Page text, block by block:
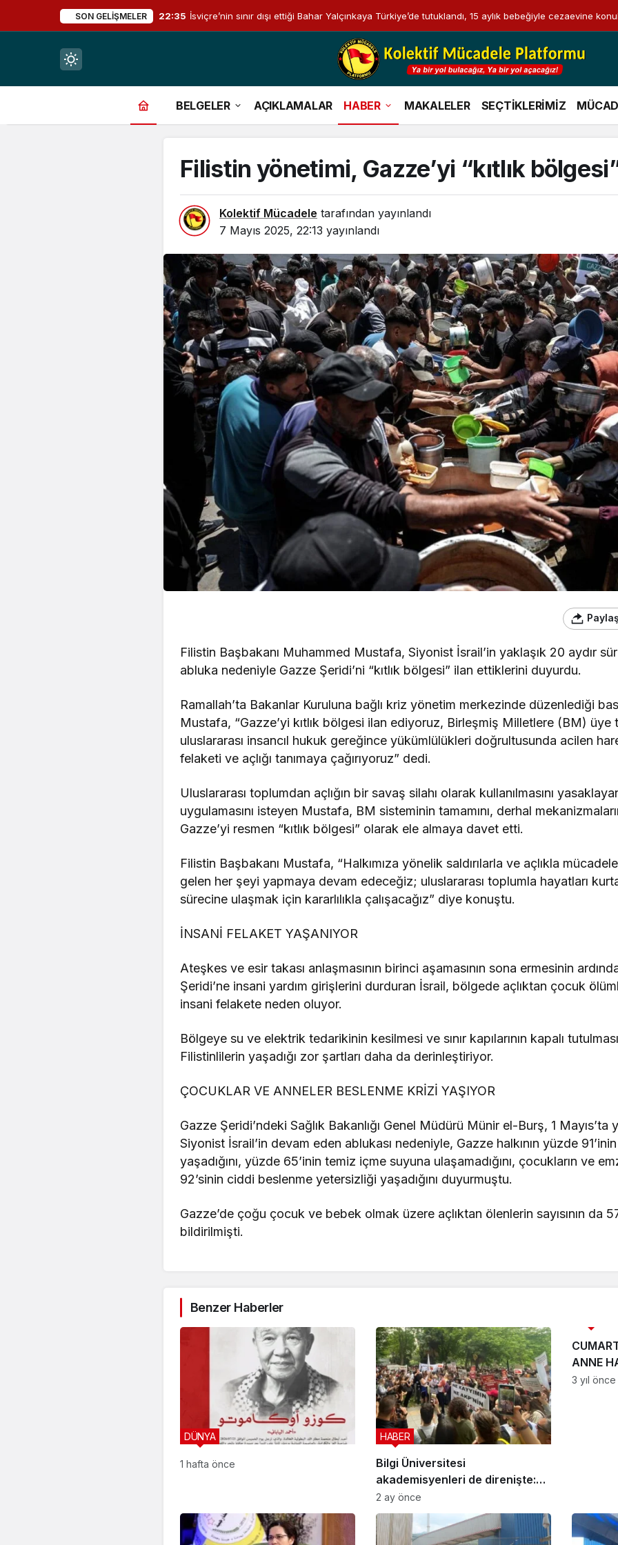
SON GELIŞMELER 22:35 İsviçre’nin sınır dışı ettiği Bahar Yalçınkaya Türkiye’de tutuklandı, 15 aylık bebeğiyle cezaevine
Mod
BELGELER AÇIKLAMALAR HABER MAKALELER SEÇTİKLERİMİZ
Filistin yönetimi, Gazze’yi “kıtlık
Kolektif Mücadele tarafından yayınlandı
7 Mayıs 2025, 22:13 yayınlandı
Filistin Başbakanı Muhammed Mustafa, Siyonist İsrail’in yaklaşık 20 aydır
abluka nedeniyle Gazze Şeridi’ni “kıtlık bölgesi” ilan ettiklerini duyurdu.
Ramallah’ta Bakanlar Kuruluna bağlı kriz yönetim merkezinde düzenlediği
Mustafa, “Gazze’yi kıtlık bölgesi ilan ediyoruz, Birleşmiş Milletlere (BM) üye
uluslararası insancıl hukuk gereğince yükümlülükleri doğrultusunda acilen
felaketi ve açlığı tanımaya çağırıyoruz” dedi.
Uluslararası toplumdan açlığın bir savaş silahı olarak kullanılmasını
uygulamasını isteyen Mustafa, BM sisteminin tamamını, derhal
Gazze’yi resmen “kıtlık bölgesi” olarak ele almaya davet etti.
Filistin Başbakanı Mustafa, “Halkımıza yönelik saldırılarla ve açlıkla
gelen her şeyi yapmaya devam edeceğiz; uluslararası toplumla hayatları
sürecine ulaşmak için kararlılıkla çalışacağız” diye konuştu.
İNSANİ FELAKET YAŞANIYOR
Ateşkes ve esir takası anlaşmasının birinci aşamasının sona ermesinin
Şeridi’ne insani yardım girişlerini durduran İsrail, bölgede açlıktan çocuk
insani felakete neden oluyor.
Bölgeye su ve elektrik tedarikinin kesilmesi ve sınır kapılarının kapalı
Filistinlilerin yaşadığı zor şartları daha da derinleştiriyor.
ÇOCUKLAR VE ANNELER BESLENME KRİZİ YAŞIYOR
Gazze Şeridi’ndeki Sağlık Bakanlığı Genel Müdürü Münir el-Burş, 1 Mayıs’ta
Siyonist İsrail’in devam eden ablukası nedeniyle, Gazze halkının yüzde 91’inin
yaşadığını, yüzde 65’inin temiz içme suyuna ulaşamadığını, çocukların ve
92’sinin ciddi beslenme yetersizliği yaşadığını duyurmuştu.
Gazze’de çoğu çocuk ve bebek olmak üzere açlıktan ölenlerin sayısının da
bildirilmişti.
Benzer Haberler
DÜNYA
1 hafta önce
Bilgi Üniversitesi
akademisyenleri de direnişte:
“Ofislerimizi terk etmiyoruz”
HABER
2 ay önce
ANNE
3 yıl önce